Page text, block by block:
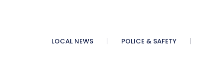
LOCAL NEWS POLICE & SAFETY